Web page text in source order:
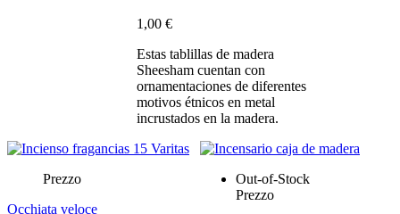
1,00 €
Estas tablillas de madera
Sheesham cuentan con
ornamentaciones de diferentes
motivos étnicos en metal
incrustados en la madera.
Prezzo
Occhiata veloce
Out-of-Stock
Prezzo